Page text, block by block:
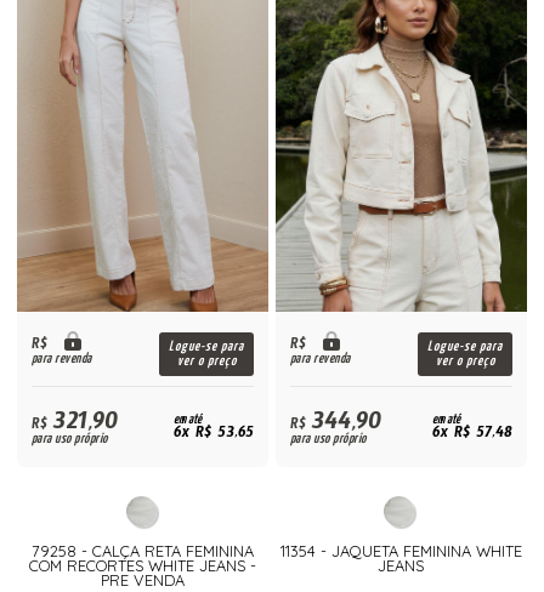
R$
para revenda
Logue-se para
ver o preço
R$321,90
para uso próprio
em até
6x R$ 53,65
79258 - CALÇA RETA FEMININA
COM RECORTES WHITE JEANS -
PRE VENDA
R$
para revenda
Logue-se para
ver o preço
R$344,90
para uso próprio
em até
6x R$ 57,48
11354 - JAQUETA FEMININA WHITE
JEANS